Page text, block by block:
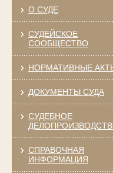
О СУДЕ
СУДЕЙСКОЕ
СООБЩЕСТВО
НОРМАТИВНЫЕ
ДОКУМЕНТЫ СУДА
СУДЕБНОЕ
СПРАВОЧНАЯ
ИНФОРМАЦИЯ